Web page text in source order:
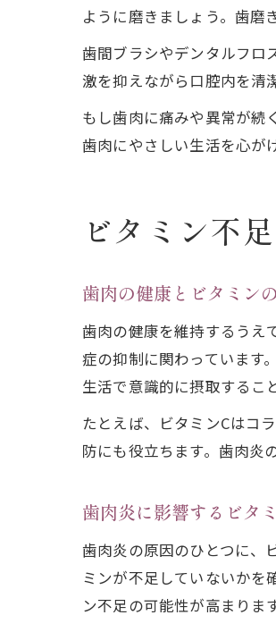
ように磨きましょう。歯磨
歯間ブラシやデンタルフロ
激を抑えながら口腔内を清
もし歯肉に痛みや異常が続
歯肉にやさしい生活を心が
ビタミン不
歯肉の健康とビタミン
歯肉の健康を維持するうえ
症の抑制に関わっています
生活で意識的に摂取するこ
たとえば、ビタミンCはコ
防にも役立ちます。歯肉炎
歯肉炎に影響するビタ
歯肉炎の原因のひとつに、
ミンが不足していないかを
ン不足の可能性が高まります